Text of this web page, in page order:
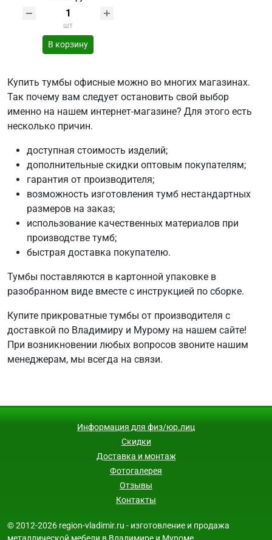
шт
В корзину
Купить тумбы офисные можно во многих магазинах.
Так почему вам следует остановить свой выбор
именно на нашем интернет-магазине? Для этого есть
несколько причин.
доступная стоимость изделий;
дополнительные скидки оптовым покупателям;
гарантия от производителя;
возможность изготовления тумб нестандартных
размеров на заказ;
использование качественных материалов при
производстве тумб;
быстрая доставка покупателю.
Тумбы поставляются в картонной упаковке в
разобранном виде вместе с инструкцией по сборке.
Купите прикроватные тумбы от производителя с
доставкой по Владимиру и Мурому на нашем сайте!
При возникновении любых вопросов звоните нашим
менеджерам, мы всегда на связи.
Информация для физ/юр.лиц
Скидки
Доставка и монтаж
Фотогалерея
Отзывы
Контакты
© 2012-2026 region-vladimir.ru - изготовление и продажа